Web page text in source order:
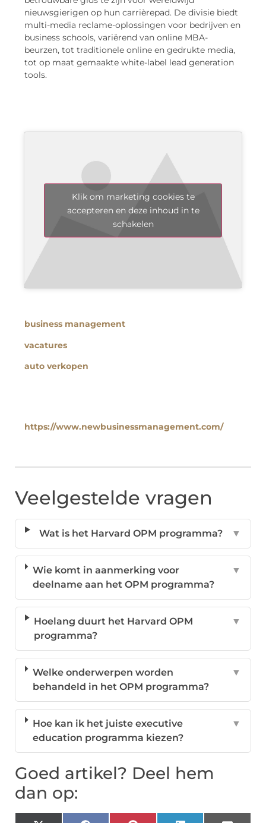
nieuwsgierigen op hun carrièrepad. De divisie biedt
multi-media reclame-oplossingen voor bedrijven en
business schools, variërend van online MBA-
beurzen, tot traditionele online en gedrukte media,
tot op maat gemaakte white-label lead generation
tools.
Klik om marketing cookies te
accepteren en deze inhoud in te
schakelen
business management
vacatures
auto verkopen
https://www.newbusinessmanagement.com/
Veelgestelde vragen
Wat is het Harvard OPM programma? ▼
Wie komt in aanmerking voor
deelname aan het OPM programma?
▼
Hoelang duurt het Harvard OPM
programma?
▼
Welke onderwerpen worden
behandeld in het OPM programma?
▼
Hoe kan ik het juiste executive
education programma kiezen?
▼
Goed artikel? Deel hem
dan op: